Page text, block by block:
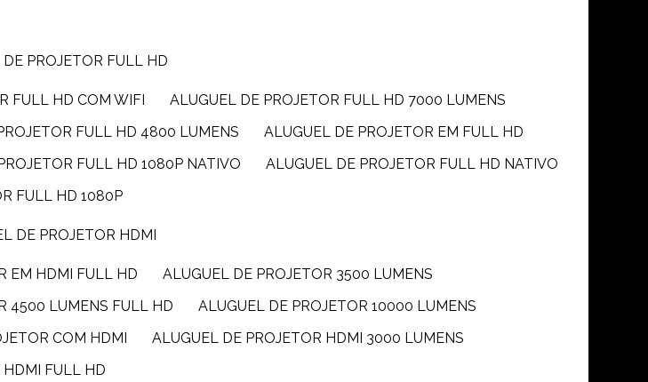
DE PROJETOR FULL HD
FULL HD COM WIFI
ALUGUEL DE PROJETOR FULL HD 7000 LUMENS
PROJETOR FULL HD 4800 LUMENS
ALUGUEL DE PROJETOR EM FULL HD
PROJETOR FULL HD 1080P NATIVO
ALUGUEL DE PROJETOR FULL HD NATIVO
FULL HD 1080P
DE PROJETOR HDMI
EM HDMI FULL HD
ALUGUEL DE PROJETOR 3500 LUMENS
4500 LUMENS FULL HD
ALUGUEL DE PROJETOR 10000 LUMENS
COM HDMI
ALUGUEL DE PROJETOR HDMI 3000 LUMENS
HDMI FULL HD